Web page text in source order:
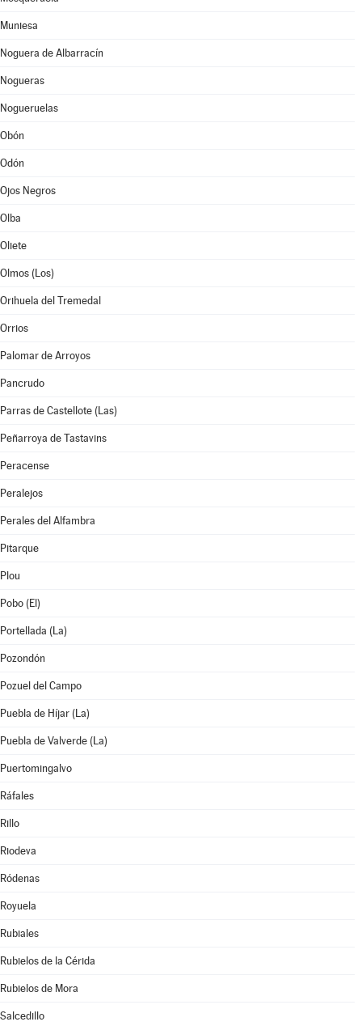
Muniesa
Noguera de Albarracín
Nogueras
Nogueruelas
Obón
Odón
Ojos Negros
Olba
Oliete
Olmos (Los)
Orihuela del Tremedal
Orrios
Palomar de Arroyos
Pancrudo
Parras de Castellote (Las)
Peñarroya de Tastavins
Peracense
Peralejos
Perales del Alfambra
Pitarque
Plou
Pobo (El)
Portellada (La)
Pozondón
Pozuel del Campo
Puebla de Híjar (La)
Puebla de Valverde (La)
Puertomingalvo
Ráfales
Rillo
Riodeva
Ródenas
Royuela
Rubiales
Rubielos de la Cérida
Rubielos de Mora
Salcedillo